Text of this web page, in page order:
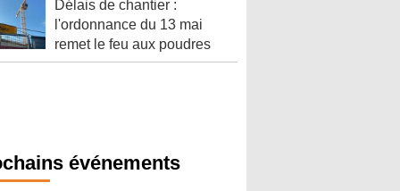
Délais de chantier :
l'ordonnance du 13 mai
remet le feu aux poudres
événements